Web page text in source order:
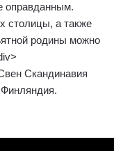
оправданным.
столицы, а также
родины можно
Скандинавия